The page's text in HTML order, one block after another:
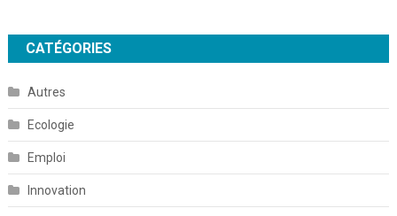
CATÉGORIES
Autres
Ecologie
Emploi
Innovation